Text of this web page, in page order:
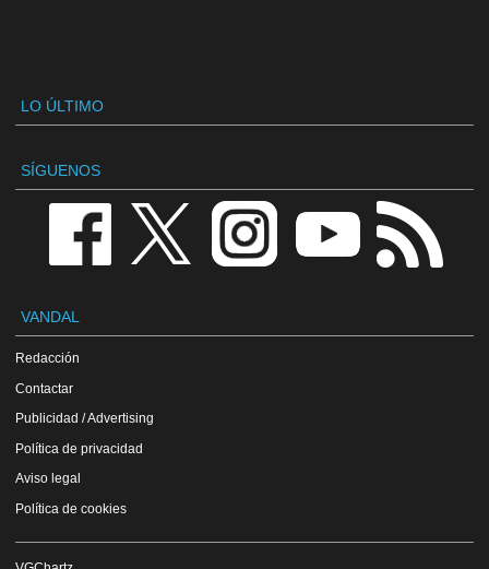
LO ÚLTIMO
SÍGUENOS
VANDAL
Redacción
Contactar
Publicidad / Advertising
Política de privacidad
Aviso legal
Política de cookies